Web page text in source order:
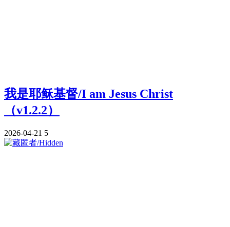
我是耶稣基督/I am Jesus Christ
（v1.2.2）
2026-04-21 5